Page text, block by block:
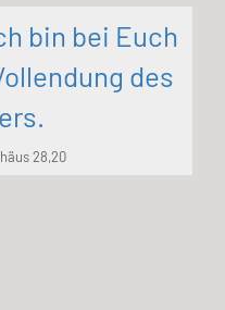
bin bei Euch
des
28,20